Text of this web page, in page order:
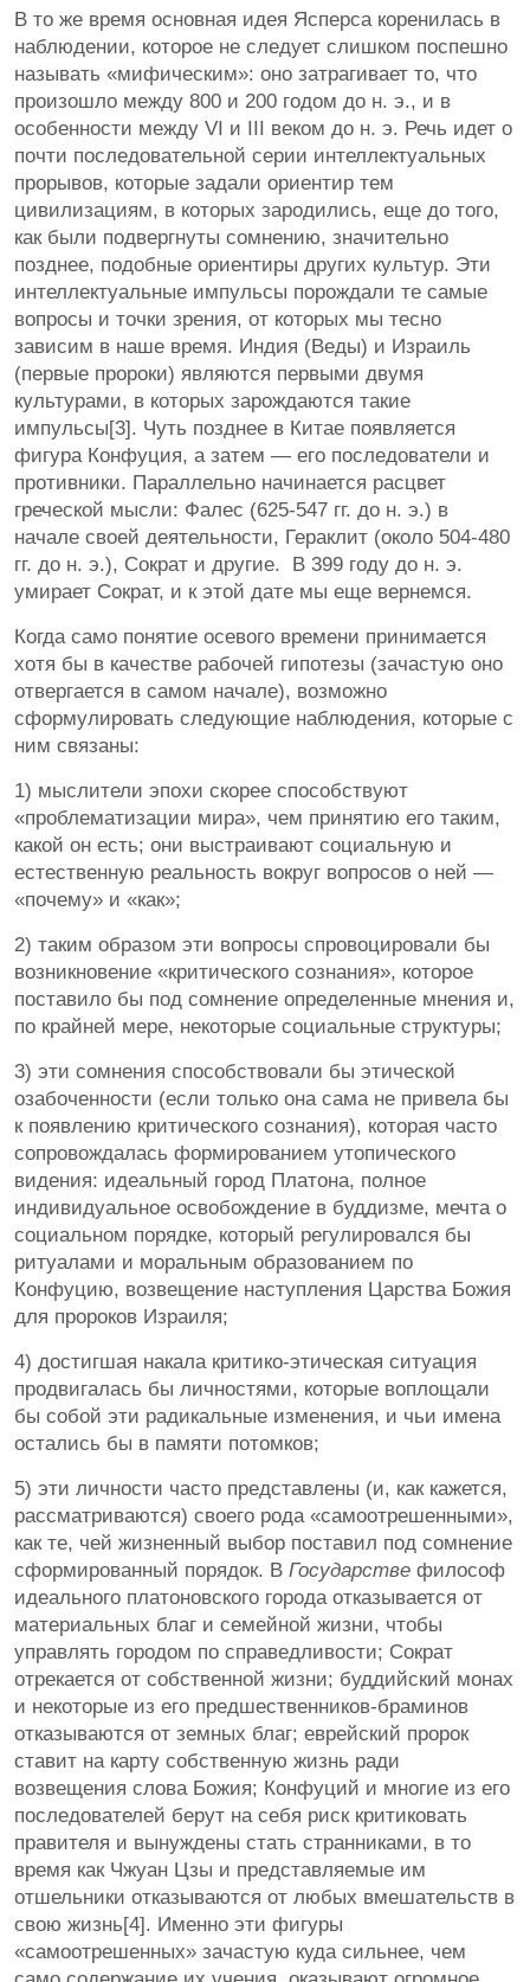
В то же время основная идея Ясперса коренилась в
наблюдении, которое не следует слишком поспешно
называть «мифическим»: оно затрагивает то, что
произошло между 800 и 200 годом до н. э., и в
особенности между VI и III веком до н. э. Речь идет о
почти последовательной серии интеллектуальных
прорывов, которые задали ориентир тем
цивилизациям, в которых зародились, еще до того,
как были подвергнуты сомнению, значительно
позднее, подобные ориентиры других культур. Эти
интеллектуальные импульсы порождали те самые
вопросы и точки зрения, от которых мы тесно
зависим в наше время. Индия (Веды) и Израиль
(первые пророки) являются первыми двумя
культурами, в которых зарождаются такие
импульсы[3]. Чуть позднее в Китае появляется
фигура Конфуция, а затем — его последователи и
противники. Параллельно начинается расцвет
греческой мысли: Фалес (625-547 гг. до н. э.) в
начале своей деятельности, Гераклит (около 504-480
гг. до н. э.), Сократ и другие. В 399 году до н. э.
умирает Сократ, и к этой дате мы еще вернемся.
Когда само понятие осевого времени принимается
хотя бы в качестве рабочей гипотезы (зачастую оно
отвергается в самом начале), возможно
сформулировать следующие наблюдения, которые с
ним связаны:
1) мыслители эпохи скорее способствуют
«проблематизации мира», чем принятию его таким,
какой он есть; они выстраивают социальную и
естественную реальность вокруг вопросов о ней —
«почему» и «как»;
2) таким образом эти вопросы спровоцировали бы
возникновение «критического сознания», которое
поставило бы под сомнение определенные мнения и,
по крайней мере, некоторые социальные структуры;
3) эти сомнения способствовали бы этической
озабоченности (если только она сама не привела бы
к появлению критического сознания), которая часто
сопровождалась формированием утопического
видения: идеальный город Платона, полное
индивидуальное освобождение в буддизме, мечта о
социальном порядке, который регулировался бы
ритуалами и моральным образованием по
Конфуцию, возвещение наступления Царства Божия
для пророков Израиля;
4) достигшая накала критико-этическая ситуация
продвигалась бы личностями, которые воплощали
бы собой эти радикальные изменения, и чьи имена
остались бы в памяти потомков;
5) эти личности часто представлены (и, как кажется,
рассматриваются) своего рода «самоотрешенными»,
как те, чей жизненный выбор поставил под сомнение
сформированный порядок. В Государстве философ
идеального платоновского города отказывается от
материальных благ и семейной жизни, чтобы
управлять городом по справедливости; Сократ
отрекается от собственной жизни; буддийский монах
и некоторые из его предшественников-браминов
отказываются от земных благ; еврейский пророк
ставит на карту собственную жизнь ради
возвещения слова Божия; Конфуций и многие из его
последователей берут на себя риск критиковать
правителя и вынуждены стать странниками, в то
время как Чжуан Цзы и представляемые им
отшельники отказываются от любых вмешательств в
свою жизнь[4]. Именно эти фигуры
«самоотрешенных» зачастую куда сильнее, чем